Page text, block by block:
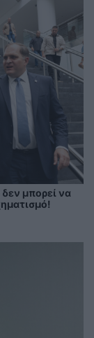
δεν μπορεί να